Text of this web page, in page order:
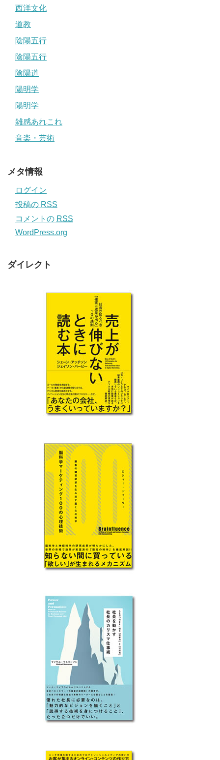
西洋文化
道教
陰陽五行
陰陽五行
陰陽道
陽明学
陽明学
雑感あれこれ
音楽・芸術
メタ情報
ログイン
投稿の RSS
コメントの RSS
WordPress.org
ダイレクト